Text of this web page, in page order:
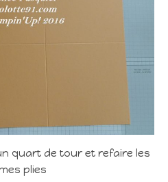
quart de tour et refaire les
plies